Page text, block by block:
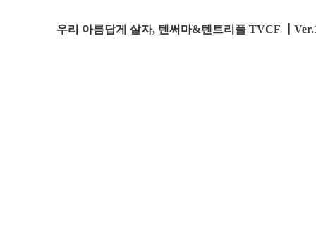
우리 아름답게 살자, 텐써마&텐트리플 TVCF